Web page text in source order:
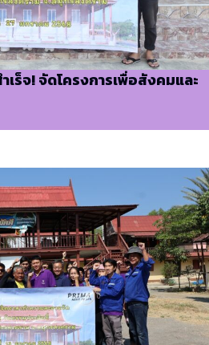
เร็จ! จัดโครงการเพื่อสังคมและ